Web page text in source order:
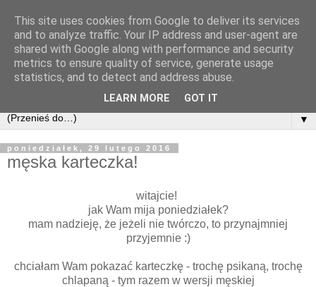
▼
poniedziałek, 29 lutego 2016
męska karteczka!
witajcie!
jak Wam mija poniedziałek?
mam nadzieję, że jeżeli nie twórczo, to przynajmniej
przyjemnie :)
chciałam Wam pokazać karteczkę - trochę psikaną, trochę
chlapaną - tym razem w wersji męskiej
This site uses cookies from Google to deliver its services
and to analyze traffic. Your IP address and user-agent are
shared with Google along with performance and security
metrics to ensure quality of service, generate usage
statistics, and to detect and address abuse.
LEARN MORE GOT IT